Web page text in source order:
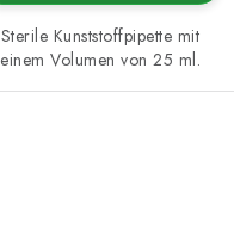
Sterile Kunststoffpipette mit
einem Volumen von 25 ml.